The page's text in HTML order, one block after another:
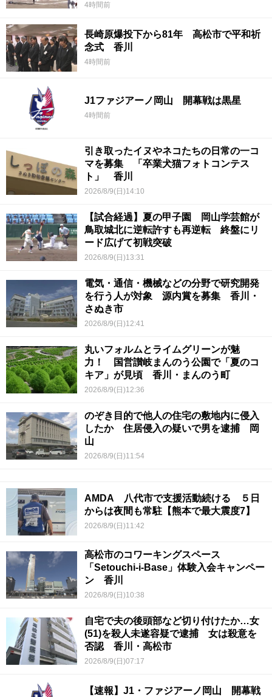
4時間前
長崎原爆投下から81年 高松市で平和祈
念式 香川
4時間前
J1ファジアーノ岡山 開幕戦は黒星
4時間前
引き取ったイヌやネコたちの日常の一コ
マを募集 「卒業犬猫フォトコンテス
ト」 香川
2026/8/9(日)14:10
【試合経過】夏の甲子園 岡山学芸館が
鳥取城北に逆転許すも再逆転 終盤にリ
ード広げて初戦突破
2026/8/9(日)13:31
電気・通信・機械などの分野で研究開発
を行う人が対象 源内賞を募集 香川・
さぬき市
2026/8/9(日)12:41
丸いフォルムとライムグリーンが魅
力！ 国営讃岐まんのう公園で「夏のコ
キア」が見頃 香川・まんのう町
2026/8/9(日)12:36
のぞき目的で他人の住宅の敷地内に侵入
したか 住居侵入の疑いで男を逮捕 岡
山
2026/8/9(日)11:54
AMDA 八代市で支援活動続ける ５日
からは夜間も常駐【熊本で最大震度7】
2026/8/9(日)11:42
高松市のコワーキングスペース
「Setouchi-i-Base」体験入会キャンペー
ン 香川
2026/8/9(日)10:38
自宅で夫の後頭部など切り付けたか…女
(51)を殺人未遂容疑で逮捕 女は殺意を
否認 香川・高松市
2026/8/9(日)07:17
【速報】J1・ファジアーノ岡山 開幕戦